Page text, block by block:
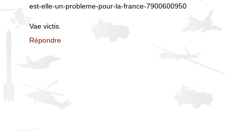
est-elle-un-probleme-pour-la-france-7900600950
Vae victis.
Répondre